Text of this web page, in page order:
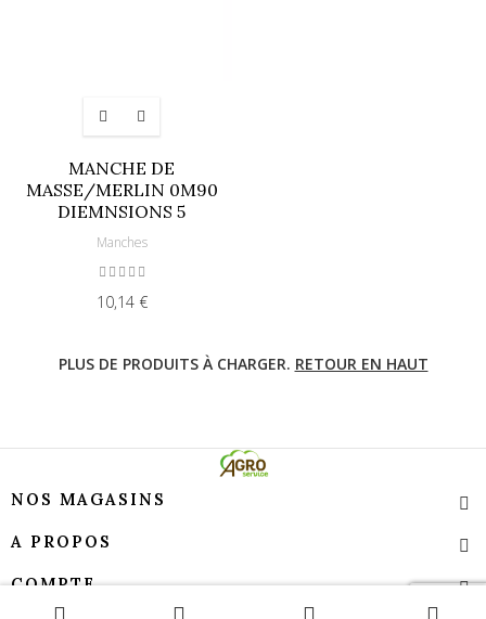
MANCHE DE
MASSE/MERLIN 0M90
DIEMNSIONS 5
Manches
10,14 €
PLUS DE PRODUITS À CHARGER. RETOUR EN HAUT
NOS MAGASINS
A PROPOS
COMPTE